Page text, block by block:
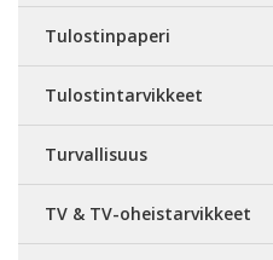
Tulostinpaperi
Tulostintarvikkeet
Turvallisuus
TV & TV-oheistarvikkeet